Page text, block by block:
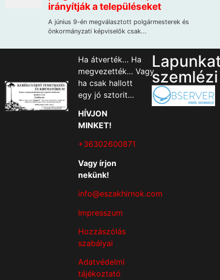
Ha átverték… Ha
megvezették… Vagy
ha csak hallott
egy jó sztorit…
HÍVJON
MINKET!
+36302600871
Vagy írjon
nekünk!
info@eszakhirnok.com
Impresszum
Hozzászólás
szabályai
Adatvédelmi
tájékoztató
szemlézi